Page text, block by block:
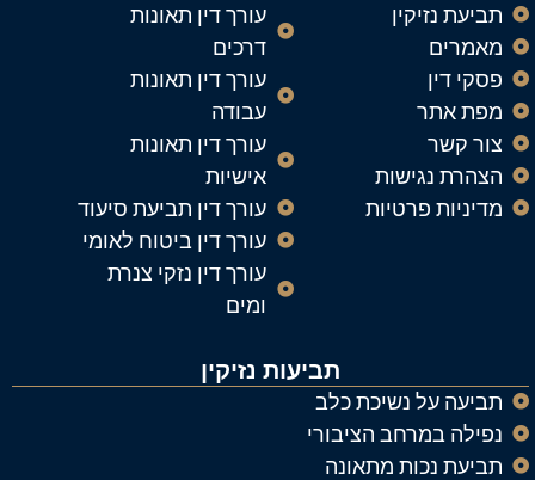
תביעת נזיקין
מאמרים
פסקי דין
מפת אתר
צור קשר
הצהרת נגישות
מדיניות פרטיות
עורך דין תאונות
דרכים
עורך דין תאונות
עבודה
עורך דין תאונות
אישיות
עורך דין תביעת סיעוד
עורך דין ביטוח לאומי
עורך דין נזקי צנרת
ומים
תביעות נזיקין
תביעה על נשיכת כלב
נפילה במרחב הציבורי
תביעת נכות מתאונה